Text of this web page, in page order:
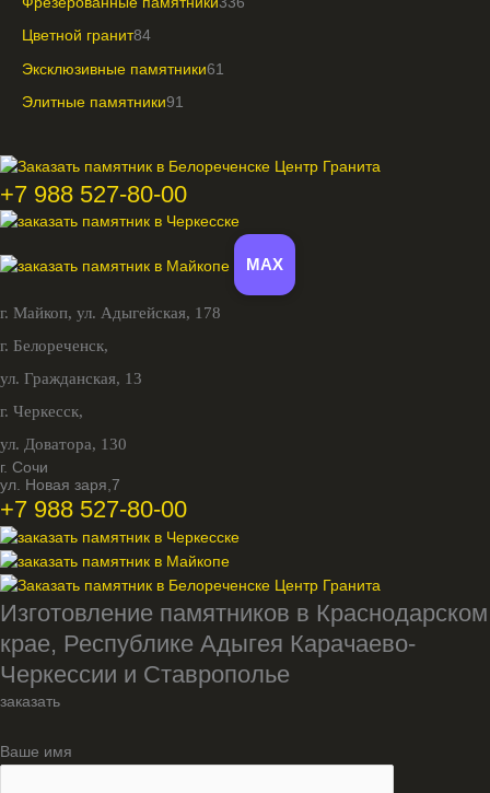
Цветной гранит84
Эксклюзивные памятники61
Элитные памятники91
+7 988 527-80-00
MAX
г. Майкоп, ул. Адыгейская, 178
г. Белореченск,
ул. Гражданская, 13
г. Черкесск,
ул. Доватора, 130
г. Сочи
ул. Новая заря,7
+7 988 527-80-00
Изготовление памятников в Краснодарском
крае, Республике Адыгея Карачаево-
Черкессии и Ставрополье
заказать
Ваше имя